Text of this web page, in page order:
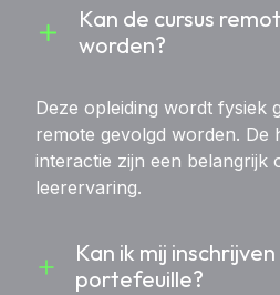
Kan de cursus
worden?
Deze opleiding wordt fysiek
remote gevolgd worden. De
interactie zijn een belangrijk
leerervaring.
Kan ik mij
portefeuille?